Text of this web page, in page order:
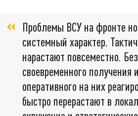
Проблемы ВСУ на фронте
системный характер.
нарастают повсеместно. Без
своевременного
оперативного на них
быстро перерастают в